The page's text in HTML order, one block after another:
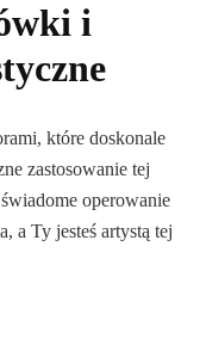
i
które doskonale
zastosowanie tej
operowanie
a Ty jesteś artystą tej